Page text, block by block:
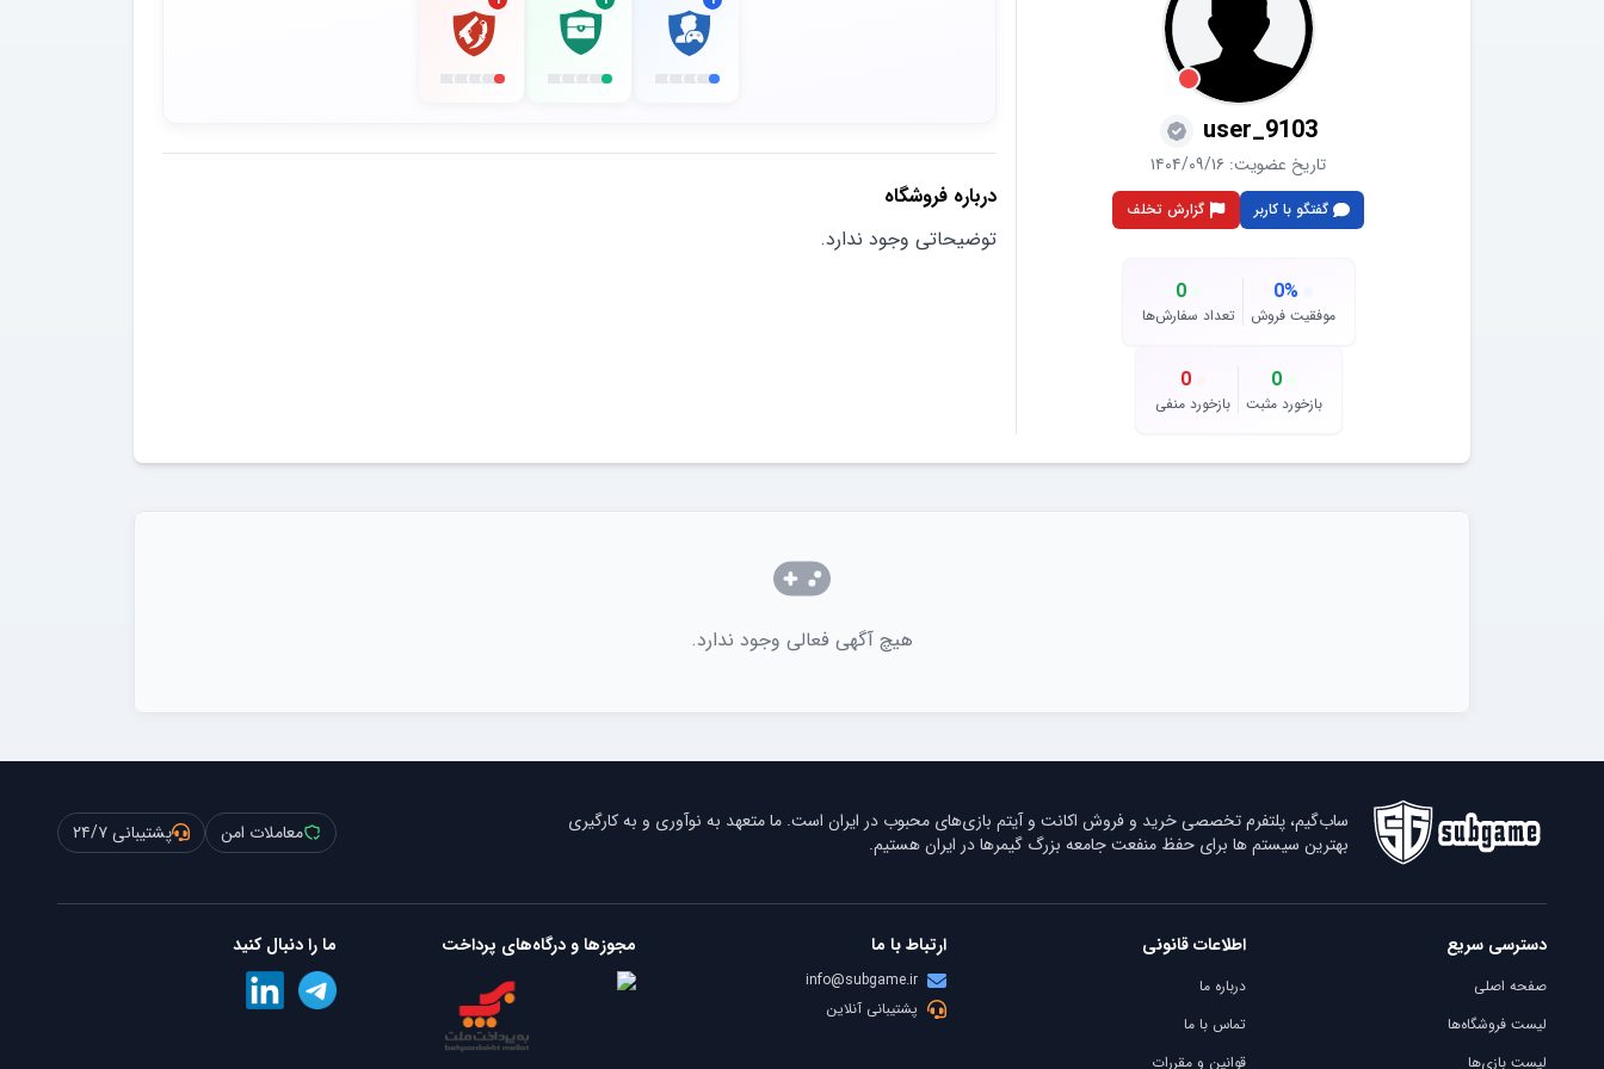
user_9103
تاریخ عضویت: ۱۴۰۴/۰۹/۱۶
گفتگو با کاربر گزارش تخلف
0%
موفقیت فروش
0
تعداد سفارش‌ها
0
بازخورد مثبت
0
بازخورد منفی
درباره فروشگاه
توضیحاتی وجود ندارد.
هیچ آگهی فعالی وجود ندارد.
ساب‌گیم، پلتفرم تخصصی خرید و فروش اکانت و آیتم بازی‌های محبوب در ایران است. ما متعهد به نوآوری و به کارگیری
بهترین سیستم ها برای حفظ منفعت جامعه بزرگ گیمرها در ایران هستیم.
معاملات امن پشتیبانی ۲۴/۷
دسترسی سریع
صفحه اصلی
لیست فروشگاه‌ها
لیست بازی‌ها
اطلاعات قانونی
درباره ما
تماس با ما
قوانین و مقررات
ارتباط با ما
info@subgame.ir
پشتیبانی آنلاین
مجوزها و درگاه‌های پرداخت ما را دنبال کنید